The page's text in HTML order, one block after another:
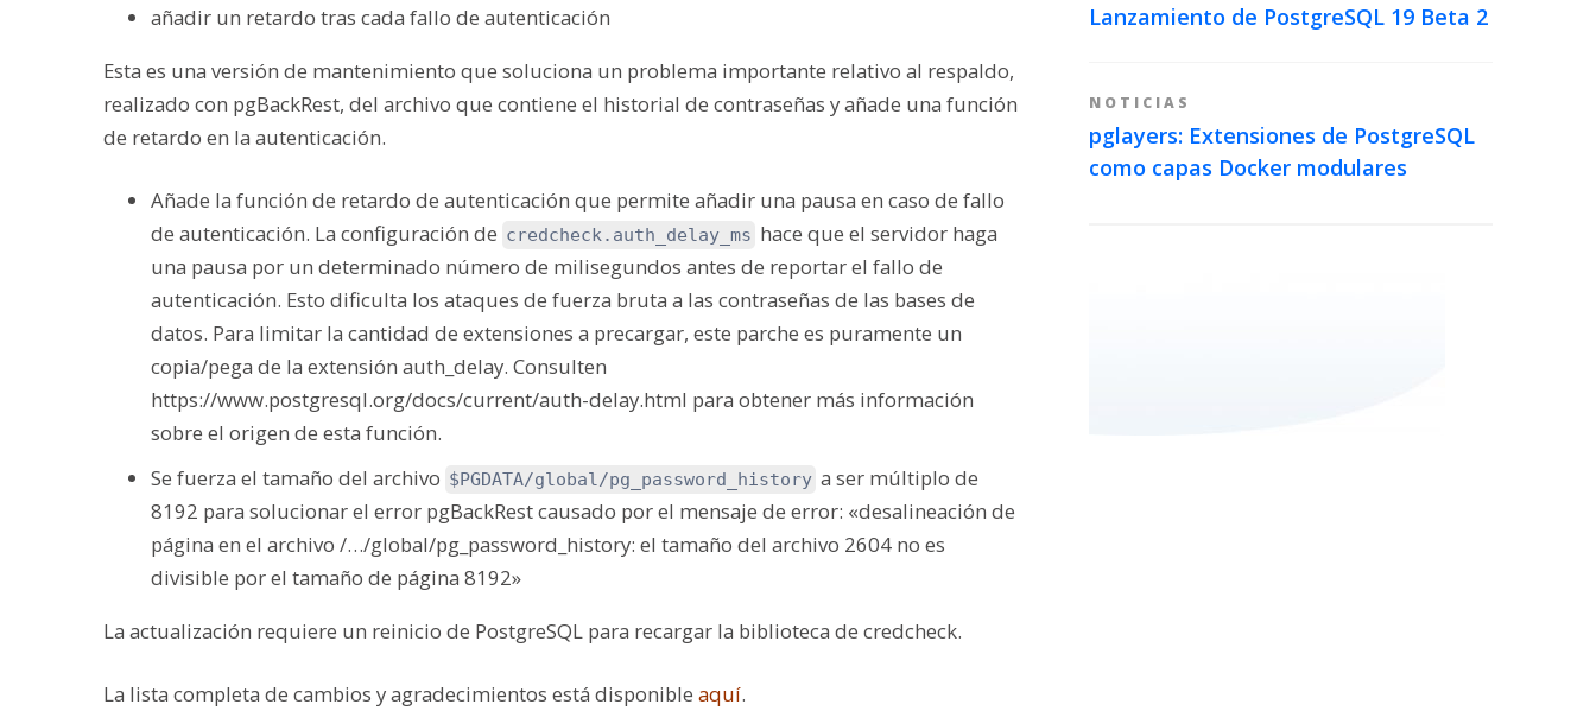
añadir un retardo tras cada fallo de autenticación
Esta es una versión de mantenimiento que soluciona un problema importante relativo al respaldo,
realizado con pgBackRest, del archivo que contiene el historial de contraseñas y añade una función
de retardo en la autenticación.
Añade la función de retardo de autenticación que permite añadir una pausa en caso de fallo
de autenticación. La configuración de credcheck.auth_delay_ms hace que el servidor haga
una pausa por un determinado número de milisegundos antes de reportar el fallo de
autenticación. Esto dificulta los ataques de fuerza bruta a las contraseñas de las bases de
datos. Para limitar la cantidad de extensiones a precargar, este parche es puramente un
copia/pega de la extensión auth_delay. Consulten
https://www.postgresql.org/docs/current/auth-delay.html para obtener más información
sobre el origen de esta función.
Se fuerza el tamaño del archivo $PGDATA/global/pg_password_history a ser múltiplo de
8192 para solucionar el error pgBackRest causado por el mensaje de error: «desalineación de
página en el archivo /…/global/pg_password_history: el tamaño del archivo 2604 no es
divisible por el tamaño de página 8192»
La actualización requiere un reinicio de PostgreSQL para recargar la biblioteca de credcheck.
La lista completa de cambios y agradecimientos está disponible aquí.
Lanzamiento de PostgreSQL 19 Beta 2
NOTICIAS
pglayers: Extensiones de PostgreSQL
como capas Docker modulares